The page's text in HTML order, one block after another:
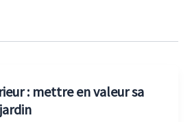
: mettre en valeur sa